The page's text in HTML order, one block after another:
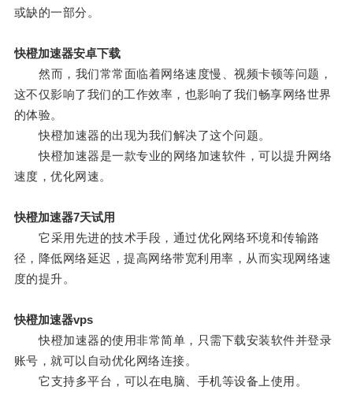
或缺的一部分。
快橙加速器安卓下载
然而，我们常常面临着网络速度慢、视频卡顿等问题，
这不仅影响了我们的工作效率，也影响了我们畅享网络世界
的体验。
快橙加速器的出现为我们解决了这个问题。
快橙加速器是一款专业的网络加速软件，可以提升网络
速度，优化网速。
快橙加速器7天试用
它采用先进的技术手段，通过优化网络环境和传输路
径，降低网络延迟，提高网络带宽利用率，从而实现网络速
度的提升。
快橙加速器vps
快橙加速器的使用非常简单，只需下载安装软件并登录
账号，就可以自动优化网络连接。
它支持多平台，可以在电脑、手机等设备上使用。